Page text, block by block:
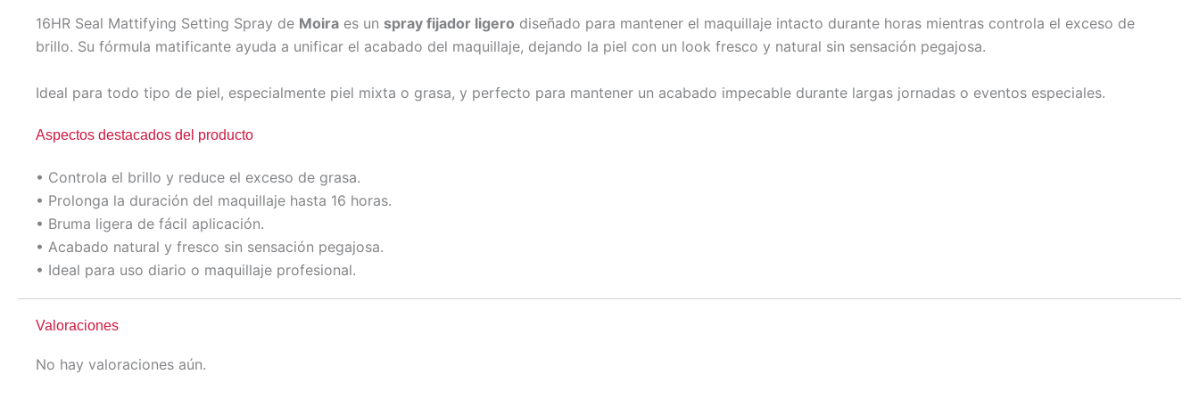
16HR Seal Mattifying Setting Spray de Moira es un spray fijador ligero diseñado para mantener el maquillaje intacto durante horas mientras controla el exceso de
brillo. Su fórmula matificante ayuda a unificar el acabado del maquillaje, dejando la piel con un look fresco y natural sin sensación pegajosa.
Ideal para todo tipo de piel, especialmente piel mixta o grasa, y perfecto para mantener un acabado impecable durante largas jornadas o eventos especiales.
Aspectos destacados del producto
• Controla el brillo y reduce el exceso de grasa.
• Prolonga la duración del maquillaje hasta 16 horas.
• Bruma ligera de fácil aplicación.
• Acabado natural y fresco sin sensación pegajosa.
• Ideal para uso diario o maquillaje profesional.
Valoraciones
No hay valoraciones aún.